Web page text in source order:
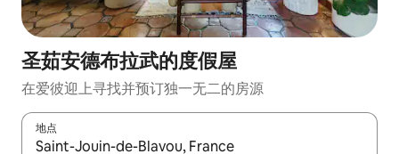
圣茹安德布拉武的度假屋
在爱彼迎上寻找并预订独一无二的房源
地点
如有搜索结果，请使用上下方向键查看，或通过点击或滑动手势